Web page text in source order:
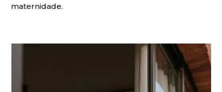
maternidade.